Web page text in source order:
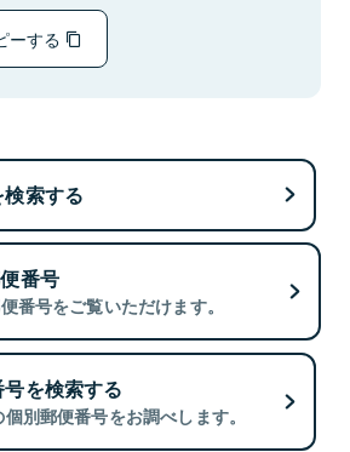
ーする
索する
番号
番号をご覧いただけます。
を検索する
別郵便番号をお調べします。